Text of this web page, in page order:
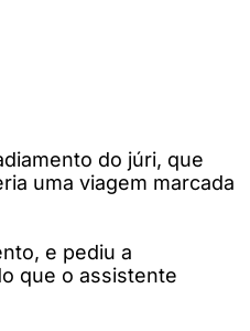
do júri, que
uma viagem marcada
e pediu a
que o assistente